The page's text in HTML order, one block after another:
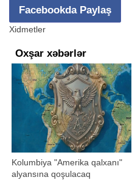
Facebookda Paylaş
Xidmetler
Oxşar xəbərlər
Kolumbiya "Amerika qalxanı"
alyansına qoşulacaq